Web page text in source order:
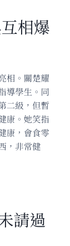
相爆
相。關楚耀
導學生。同
二級，但暫
康。她笑指
康，會食零
，非常健
請過